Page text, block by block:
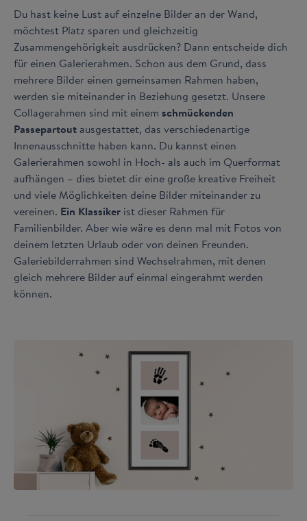
Du hast keine Lust auf einzelne Bilder an der Wand,
möchtest Platz sparen und gleichzeitig
Zusammengehörigkeit ausdrücken? Dann entscheide dich
für einen Galerierahmen. Schon aus dem Grund, dass
mehrere Bilder einen gemeinsamen Rahmen haben,
werden sie miteinander in Beziehung gesetzt. Unsere
Collagerahmen sind mit einem schmückenden
Passepartout ausgestattet, das verschiedenartige
Innenausschnitte haben kann. Du kannst einen
Galerierahmen sowohl in Hoch- als auch im Querformat
aufhängen – dies bietet dir eine große kreative Freiheit
und viele Möglichkeiten deine Bilder miteinander zu
vereinen. Ein Klassiker ist dieser Rahmen für
Familienbilder. Aber wie wäre es denn mal mit Fotos von
deinem letzten Urlaub oder von deinen Freunden.
Galeriebilderrahmen sind Wechselrahmen, mit denen
gleich mehrere Bilder auf einmal eingerahmt werden
können.